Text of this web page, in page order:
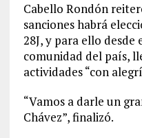
Cabello Rondón
sanciones habrá
28J, y para ello desde
comunidad del país,
actividades “con
“Vamos a darle un
Chávez”, finalizó.